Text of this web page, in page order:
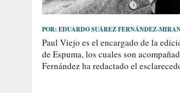
POR: EDUARDO SUÁREZ FERNÁNDEZ-
Paul Viejo es el encargado de la
de Espuma, los cuales son
Fernández ha redactado el